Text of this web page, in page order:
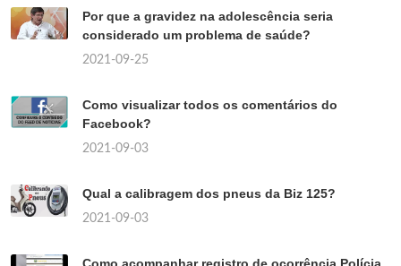
Por que a gravidez na adolescência seria
considerado um problema de saúde?
2021-09-25
Como visualizar todos os comentários do
Facebook?
2021-09-03
Qual a calibragem dos pneus da Biz 125?
2021-09-03